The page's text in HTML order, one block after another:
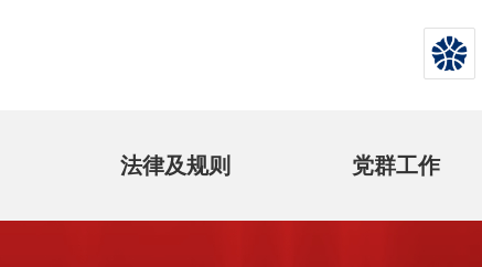
法律及规则 党群工作